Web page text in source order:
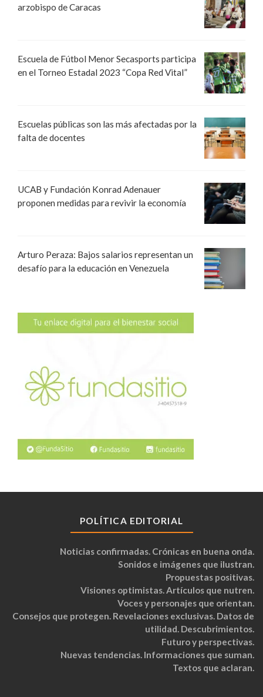
arzobispo de Caracas
Escuela de Fútbol Menor Secasports participa
en el Torneo Estadal 2023 “Copa Red Vital”
Escuelas públicas son las más afectadas por la
falta de docentes
UCAB y Fundación Konrad Adenauer
proponen medidas para revivir la economía
Arturo Peraza: Bajos salarios representan un
desafío para la educación en Venezuela
POLÍTICA EDITORIAL
Noticias confirmadas. Crónicas en buena onda.
Sonidos e imágenes que ilustran.
Propuestas positivas.
Visiones optimistas. Artículos que nutren.
Voces y personajes que orientan.
Consejos que protegen. Revelaciones exclusivas. Datos de
utilidad. Descubrimientos.
Futuro y perspectivas.
Nuevas tendencias. Informaciones que suman.
Textos que aclaran.